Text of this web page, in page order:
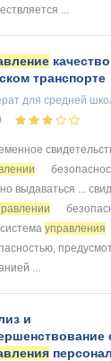
...
транспорте
для средней
выдаваться ...
система управления
...
и